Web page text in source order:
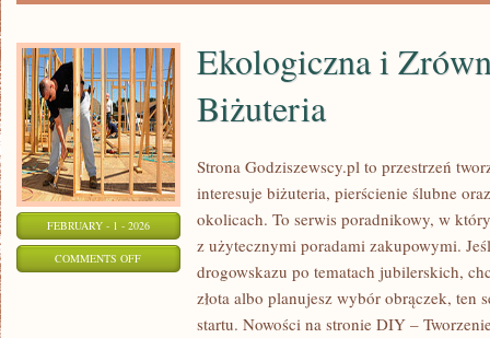
FEBRUARY - 1 - 2026
COMMENTS OFFON
Ekologiczna i
Biżuteria
Strona Godziszewscy.pl to przestrzeń
interesuje biżuteria, pierścienie ślubne
okolicach. To serwis poradnikowy, w
z użytecznymi poradami zakupowymi.
drogowskazu po tematach jubilerskich,
złota albo planujesz wybór obrączek, ten
startu. Nowości na stronie DIY –